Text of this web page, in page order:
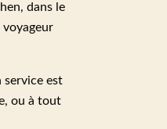
dans le
est
ou à tout